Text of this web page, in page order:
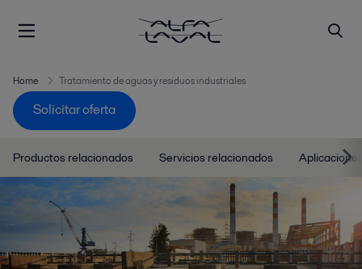
Home Tratamiento de aguas y residuos industriales
Solicitar oferta
Productos relacionados Servicios relacionados